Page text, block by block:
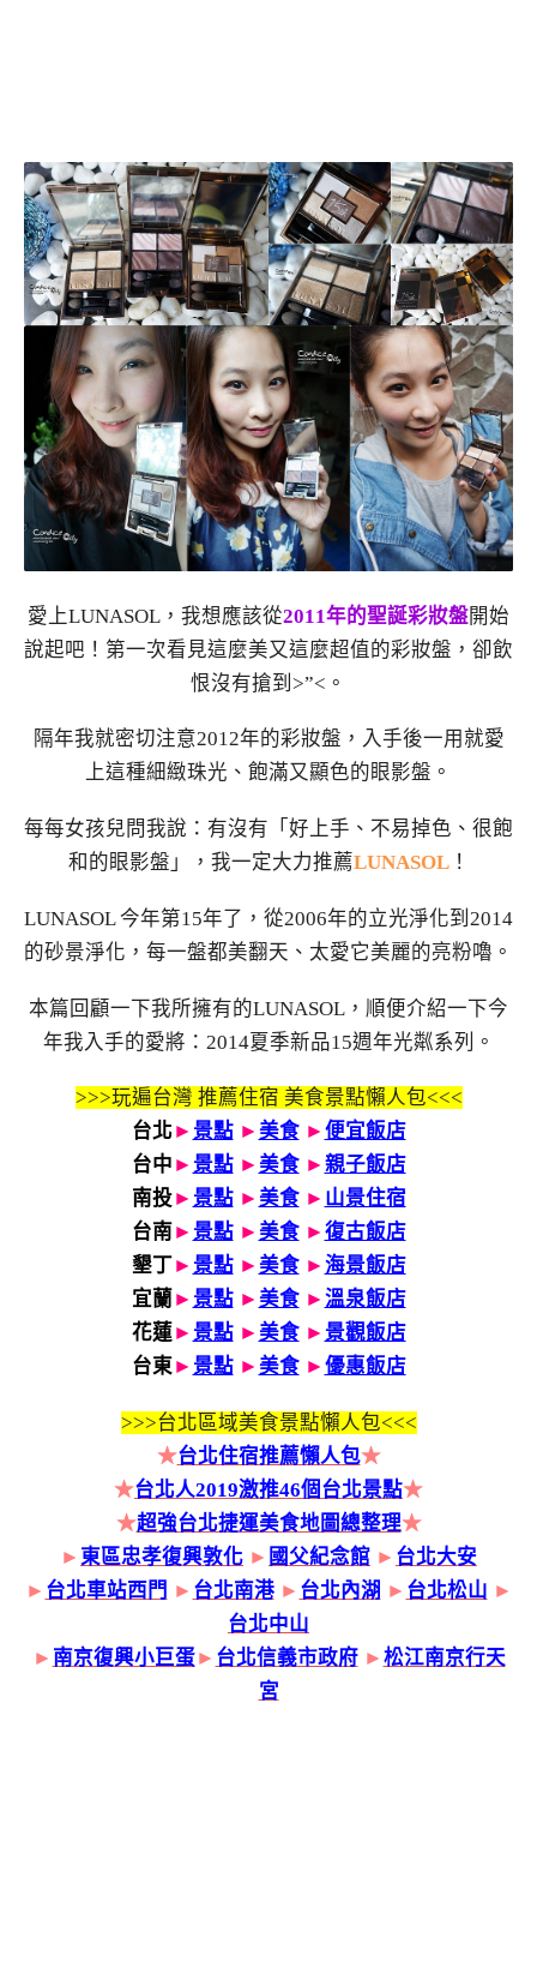
愛上LUNASOL，我想應該從2011年的聖誕彩妝盤開始
說起吧！第一次看見這麼美又這麼超值的彩妝盤，卻飲
恨沒有搶到>”<。
隔年我就密切注意2012年的彩妝盤，入手後一用就愛
上這種細緻珠光、飽滿又顯色的眼影盤。
每每女孩兒問我說：有沒有「好上手、不易掉色、很飽
和的眼影盤」，我一定大力推薦LUNASOL！
LUNASOL 今年第15年了，從2006年的立光淨化到2014
的砂景淨化，每一盤都美翻天、太愛它美麗的亮粉嚕。
本篇回顧一下我所擁有的LUNASOL，順便介紹一下今
年我入手的愛將：2014夏季新品15週年光粼系列。
>>>玩遍台灣 推薦住宿 美食景點懶人包<<<
台北 ► 景點 ► 美食► 便宜飯店
台中 ► 景點 ► 美食► 親子飯店
南投► 景點 ► 美食► 山景住宿
台南 ► 景點 ► 美食► 復古飯店
墾丁 ► 景點 ► 美食► 海景飯店
宜蘭 ► 景點 ► 美食► 溫泉飯店
花蓮► 景點 ► 美食► 景觀飯店
台東► 景點 ► 美食► 優惠飯店
>>>台北區域美食景點懶人包<<<
★台北住宿推薦懶人包★
★台北人2019激推46個台北景點★
★超強台北捷運美食地圖總整理★
► 東區忠孝復興敦化 ► 國父紀念館 ► 台北大安
► 台北車站西門 ► 台北南港 ► 台北內湖 ► 台北松山 ►
台北中山
► 南京復興小巨蛋► 台北信義市政府► 松江南京行天
宮